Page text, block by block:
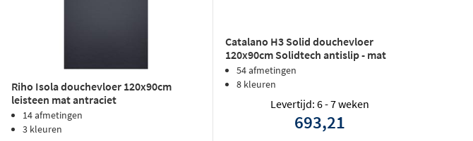
Riho Isola douchevloer 120x90cm
leisteen mat antraciet
14 afmetingen
3 kleuren
Catalano H3 Solid douchevloer
120x90cm Solidtech antislip - mat
sabbia
54 afmetingen
8 kleuren
Levertijd: 6 - 7 weken
693,21